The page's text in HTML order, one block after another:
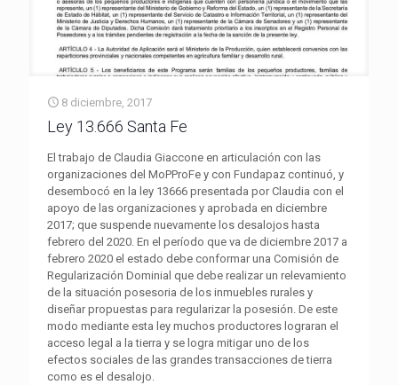
8 diciembre, 2017
Ley 13.666 Santa Fe
El trabajo de Claudia Giaccone en articulación con las
organizaciones del MoPProFe y con Fundapaz continuó, y
desembocó en la ley 13666 presentada por Claudia con el
apoyo de las organizaciones y aprobada en diciembre
2017; que suspende nuevamente los desalojos hasta
febrero del 2020. En el período que va de diciembre 2017 a
febrero 2020 el estado debe conformar una Comisión de
Regularización Dominial que debe realizar un relevamiento
de la situación posesoria de los inmuebles rurales y
diseñar propuestas para regularizar la posesión. De este
modo mediante esta ley muchos productores lograran el
acceso legal a la tierra y se logra mitigar uno de los
efectos sociales de las grandes transacciones de tierra
como es el desalojo.